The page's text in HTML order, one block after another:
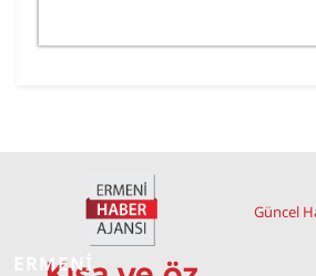
Güncel
ERMENİ